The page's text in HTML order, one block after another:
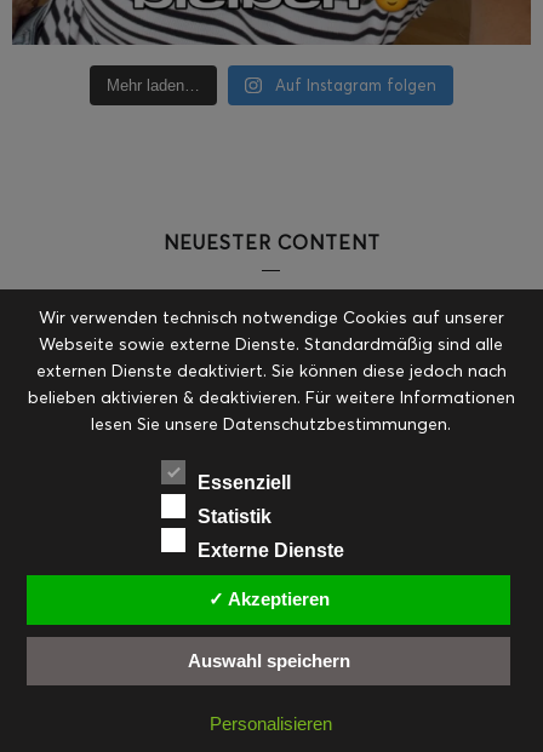
Mehr laden… Auf Instagram folgen
NEUESTER CONTENT
Erdbeer-Joghurt-Eis am Stil
Mein neues Airfryer E-Book
Loaded Fries
Wir verwenden technisch notwendige Cookies auf unserer
Webseite sowie externe Dienste. Standardmäßig sind alle
externen Dienste deaktiviert. Sie können diese jedoch nach
belieben aktivieren & deaktivieren. Für weitere Informationen
lesen Sie unsere Datenschutzbestimmungen.
Essenziell
Statistik
Externe Dienste
✓ Akzeptieren
Auswahl speichern
Personalisieren